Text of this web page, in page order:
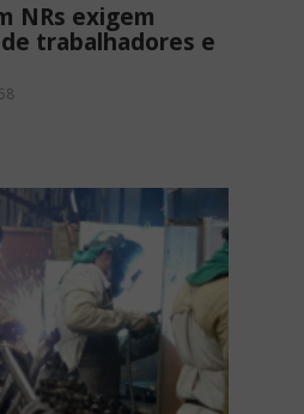
NRs exigem
trabalhadores e